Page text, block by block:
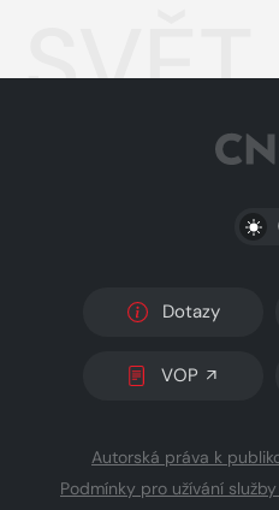
Dotazy
VOP
Autorská práva k
Podmínky pro užívání